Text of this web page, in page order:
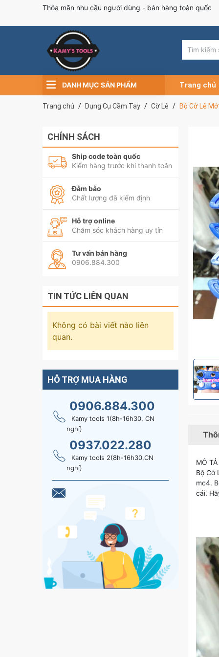
Thỏa mãn nhu cầu người dùng - bán hàng toàn quốc
DANH MỤC SẢN PHẨM Trang chủ
Trang chủ Dụng Cụ Cầm Tay Cờ Lê Bộ Cờ Lê
MÔ
Bộ Cờ
mc4.
cái.
CHÍNH SÁCH
Ship code toàn quốc
Kiểm hàng trước khi thanh toán
Đảm bảo
Chất lượng đã kiểm định
Hỗ trợ online
Chăm sóc khách hàng uy tín
Tư vấn bán hàng
0906.884.300
TIN TỨC LIÊN QUAN
Không có bài viết nào liên
quan.
HỖ TRỢ MUA HÀNG
0906.884.300
Kamy tools 1(8h-16h30, CN
nghỉ)
0937.022.280
Kamy tools 2(8h-16h30,CN
nghỉ)